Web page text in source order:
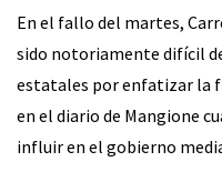
En el fallo del martes,
sido notoriamente difícil
estatales por enfatizar la
en el diario de Mangione
influir en el gobierno